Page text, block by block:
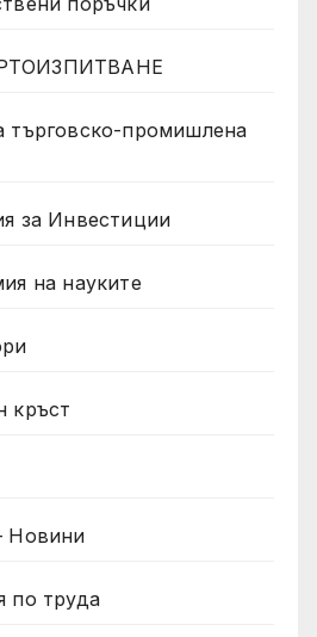
търговско-промишлена
за Инвестиции
на науките
кръст
Новини
по труда